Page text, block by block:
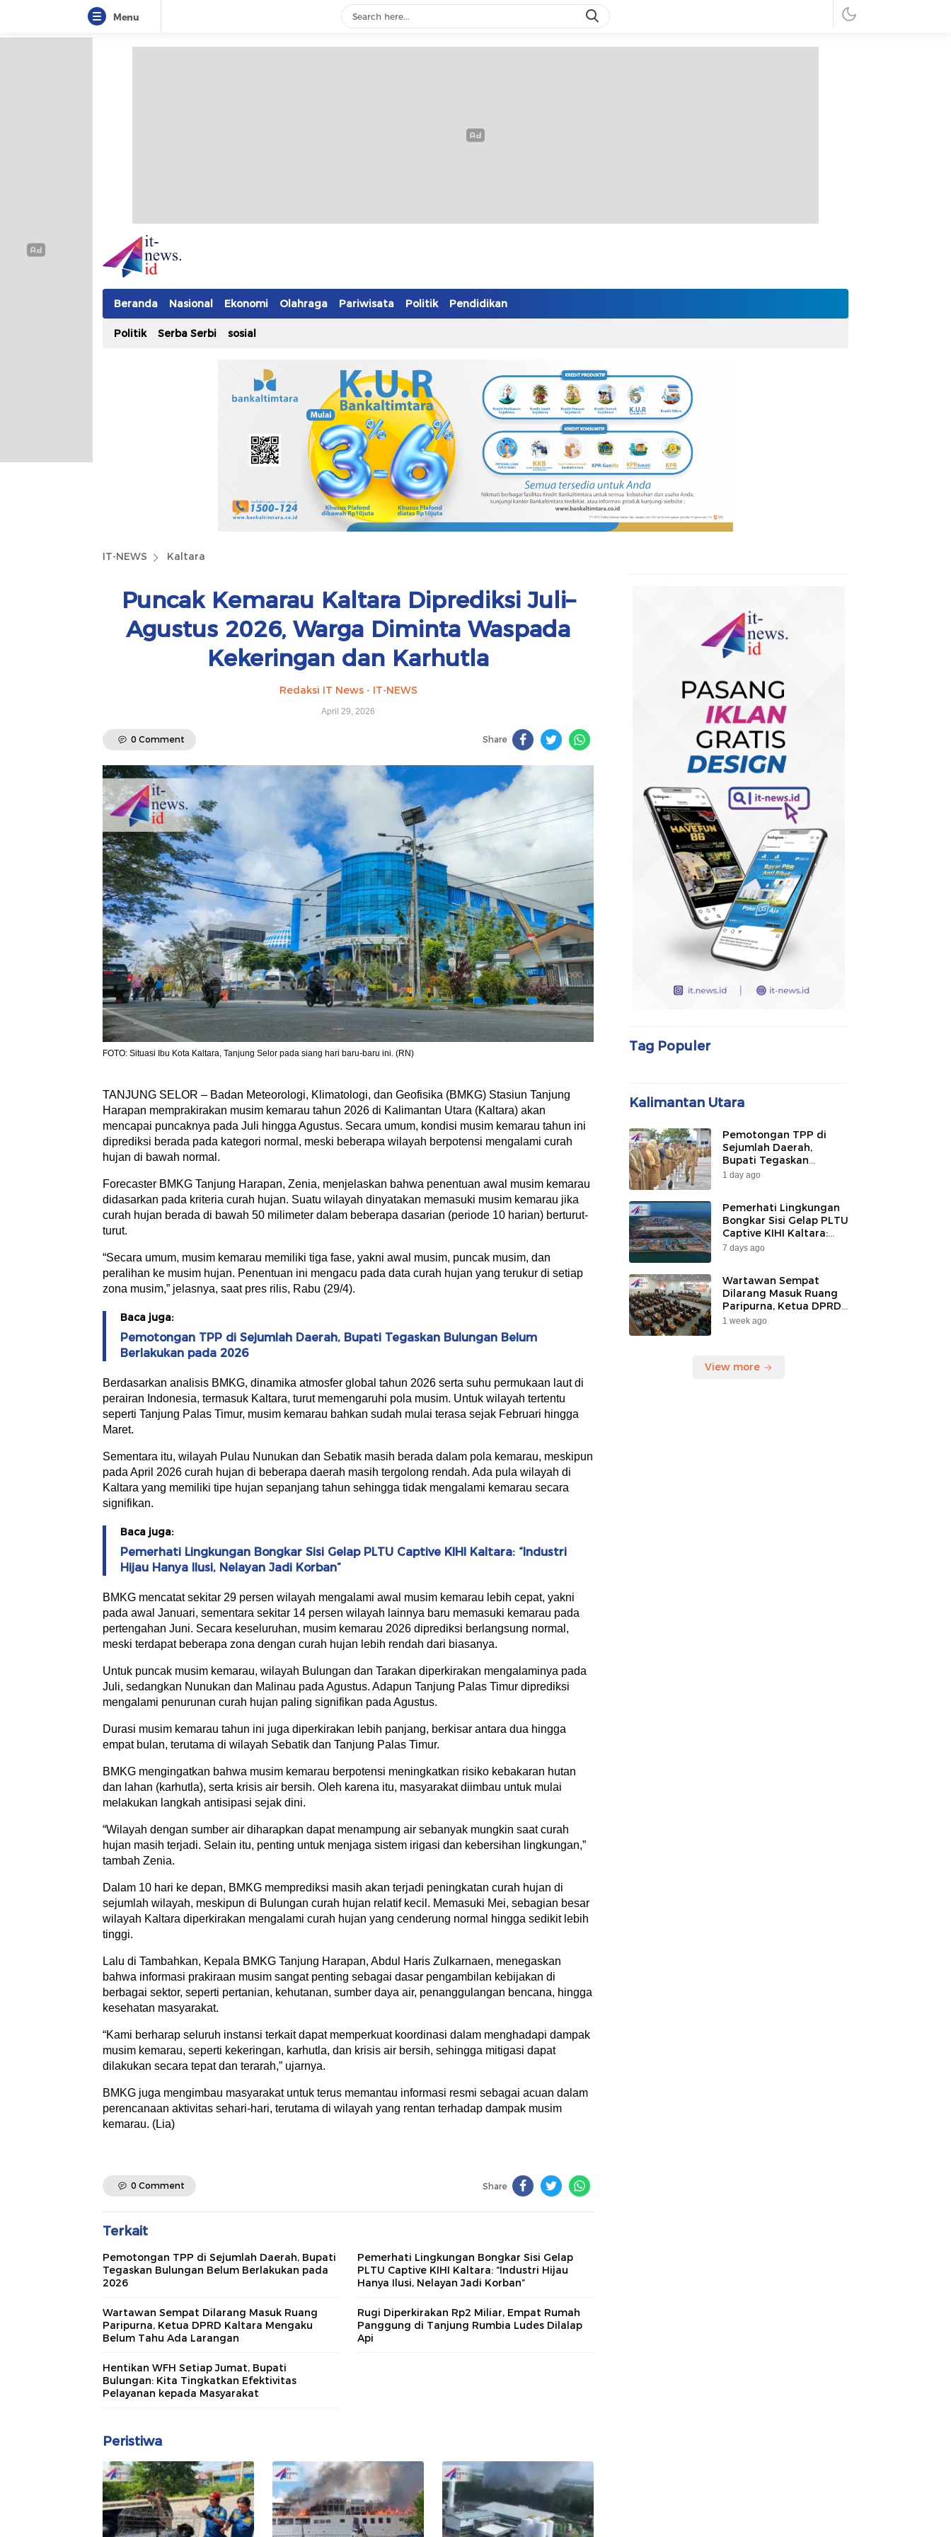
Menu
IT-NEWS
Update Cepat, Cerdas, dan Terpercaya
Beranda Nasional Ekonomi Olahraga Pariwisata Politik Pendidikan
Politik Serba Serbi sosial
IT-NEWS Kaltara
Puncak Kemarau Kaltara Diprediksi Juli–
Agustus 2026, Warga Diminta Waspada
Kekeringan dan Karhutla
Redaksi IT News - IT-NEWS
April 29, 2026
0 Comment Share
FOTO: Situasi Ibu Kota Kaltara, Tanjung Selor pada siang hari baru-baru ini. (RN)
TANJUNG SELOR – Badan Meteorologi, Klimatologi, dan Geofisika (BMKG) Stasiun Tanjung
Harapan memprakirakan musim kemarau tahun 2026 di Kalimantan Utara (Kaltara) akan
mencapai puncaknya pada Juli hingga Agustus. Secara umum, kondisi musim kemarau tahun ini
diprediksi berada pada kategori normal, meski beberapa wilayah berpotensi mengalami curah
hujan di bawah normal.
Forecaster BMKG Tanjung Harapan, Zenia, menjelaskan bahwa penentuan awal musim kemarau
didasarkan pada kriteria curah hujan. Suatu wilayah dinyatakan memasuki musim kemarau jika
curah hujan berada di bawah 50 milimeter dalam beberapa dasarian (periode 10 harian) berturut-
turut.
“Secara umum, musim kemarau memiliki tiga fase, yakni awal musim, puncak musim, dan
peralihan ke musim hujan. Penentuan ini mengacu pada data curah hujan yang terukur di setiap
zona musim,” jelasnya, saat pres rilis, Rabu (29/4).
Baca juga:
Pemotongan TPP di Sejumlah Daerah, Bupati Tegaskan Bulungan Belum
Berlakukan pada 2026
Berdasarkan analisis BMKG, dinamika atmosfer global tahun 2026 serta suhu permukaan laut di
perairan Indonesia, termasuk Kaltara, turut memengaruhi pola musim. Untuk wilayah tertentu
seperti Tanjung Palas Timur, musim kemarau bahkan sudah mulai terasa sejak Februari hingga
Maret.
Sementara itu, wilayah Pulau Nunukan dan Sebatik masih berada dalam pola kemarau, meskipun
pada April 2026 curah hujan di beberapa daerah masih tergolong rendah. Ada pula wilayah di
Kaltara yang memiliki tipe hujan sepanjang tahun sehingga tidak mengalami kemarau secara
signifikan.
Baca juga:
Pemerhati Lingkungan Bongkar Sisi Gelap PLTU Captive KIHI Kaltara: “Industri
Hijau Hanya Ilusi, Nelayan Jadi Korban”
BMKG mencatat sekitar 29 persen wilayah mengalami awal musim kemarau lebih cepat, yakni
pada awal Januari, sementara sekitar 14 persen wilayah lainnya baru memasuki kemarau pada
pertengahan Juni. Secara keseluruhan, musim kemarau 2026 diprediksi berlangsung normal,
meski terdapat beberapa zona dengan curah hujan lebih rendah dari biasanya.
Untuk puncak musim kemarau, wilayah Bulungan dan Tarakan diperkirakan mengalaminya pada
Juli, sedangkan Nunukan dan Malinau pada Agustus. Adapun Tanjung Palas Timur diprediksi
mengalami penurunan curah hujan paling signifikan pada Agustus.
Durasi musim kemarau tahun ini juga diperkirakan lebih panjang, berkisar antara dua hingga
empat bulan, terutama di wilayah Sebatik dan Tanjung Palas Timur.
BMKG mengingatkan bahwa musim kemarau berpotensi meningkatkan risiko kebakaran hutan
dan lahan (karhutla), serta krisis air bersih. Oleh karena itu, masyarakat diimbau untuk mulai
melakukan langkah antisipasi sejak dini.
“Wilayah dengan sumber air diharapkan dapat menampung air sebanyak mungkin saat curah
hujan masih terjadi. Selain itu, penting untuk menjaga sistem irigasi dan kebersihan lingkungan,”
tambah Zenia.
Dalam 10 hari ke depan, BMKG memprediksi masih akan terjadi peningkatan curah hujan di
sejumlah wilayah, meskipun di Bulungan curah hujan relatif kecil. Memasuki Mei, sebagian besar
wilayah Kaltara diperkirakan mengalami curah hujan yang cenderung normal hingga sedikit lebih
tinggi.
Lalu di Tambahkan, Kepala BMKG Tanjung Harapan, Abdul Haris Zulkarnaen, menegaskan
bahwa informasi prakiraan musim sangat penting sebagai dasar pengambilan kebijakan di
berbagai sektor, seperti pertanian, kehutanan, sumber daya air, penanggulangan bencana, hingga
kesehatan masyarakat.
“Kami berharap seluruh instansi terkait dapat memperkuat koordinasi dalam menghadapi dampak
musim kemarau, seperti kekeringan, karhutla, dan krisis air bersih, sehingga mitigasi dapat
dilakukan secara tepat dan terarah,” ujarnya.
BMKG juga mengimbau masyarakat untuk terus memantau informasi resmi sebagai acuan dalam
perencanaan aktivitas sehari-hari, terutama di wilayah yang rentan terhadap dampak musim
kemarau. (Lia)
0 Comment Share
Terkait
Pemotongan TPP di Sejumlah Daerah, Bupati
Tegaskan Bulungan Belum Berlakukan pada
2026
Pemerhati Lingkungan Bongkar Sisi Gelap
PLTU Captive KIHI Kaltara: “Industri Hijau
Hanya Ilusi, Nelayan Jadi Korban”
Wartawan Sempat Dilarang Masuk Ruang
Paripurna, Ketua DPRD Kaltara Mengaku
Belum Tahu Ada Larangan
Rugi Diperkirakan Rp2 Miliar, Empat Rumah
Panggung di Tanjung Rumbia Ludes Dilalap
Api
Hentikan WFH Setiap Jumat, Bupati
Bulungan: Kita Tingkatkan Efektivitas
Pelayanan kepada Masyarakat
Peristiwa
Tag Populer
Kalimantan Utara
Pemotongan TPP di
Sejumlah Daerah,
Bupati Tegaskan
Bulungan Belum
1 day ago
Pemerhati Lingkungan
Bongkar Sisi Gelap PLTU
Captive KIHI Kaltara:
“Industri Hijau Hanya
7 days ago
Wartawan Sempat
Dilarang Masuk Ruang
Paripurna, Ketua DPRD
Kaltara Mengaku Belum
1 week ago
View more